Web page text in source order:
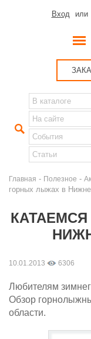
Вход или
Главная - Полезное -
горных лыжах в
10.01.2013 6306
Любителям
Обзор
области.